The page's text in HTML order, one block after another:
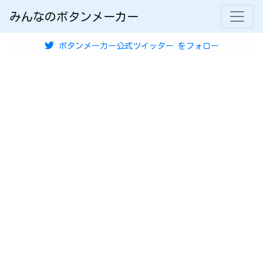
みんなのボタンメーカー
ボタンメーカー公式ツイッター をフォロー